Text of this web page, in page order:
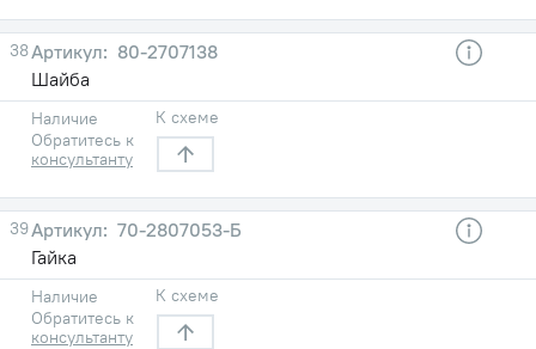
38
80-2707138
Шайба
Наличие
Обратитесь к
консультанту
К схеме
39
70-2807053-Б
Гайка
Наличие
Обратитесь к
консультанту
К схеме